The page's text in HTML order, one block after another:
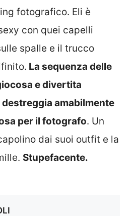
fotografico. Eli è
con quei capelli
spalle e il trucco
La sequenza delle
e divertita
amabilmente
per il fotografo. Un
dai suoi outfit e la
Stupefacente.